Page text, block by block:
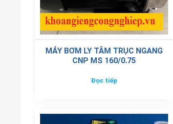
MÁY BƠM LY TÂM TRỤC NGANG
CNP MS 160/0.75
Đọc tiếp